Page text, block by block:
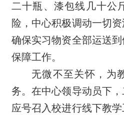
二十瓶、漆包线几十公
险，中心积极调动一切
确保实习物资全部运送
保障工作。
无微不至关怀，为
务。在中心领导动员下
应号召入校进行线下教